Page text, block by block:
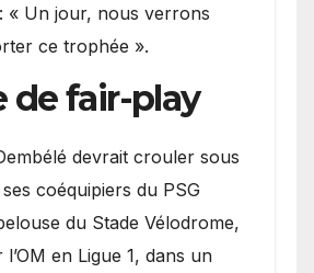
« Un jour, nous verrons
ce trophée ».
de fair-play
devrait crouler sous
coéquipiers du PSG
du Stade Vélodrome,
en Ligue 1, dans un